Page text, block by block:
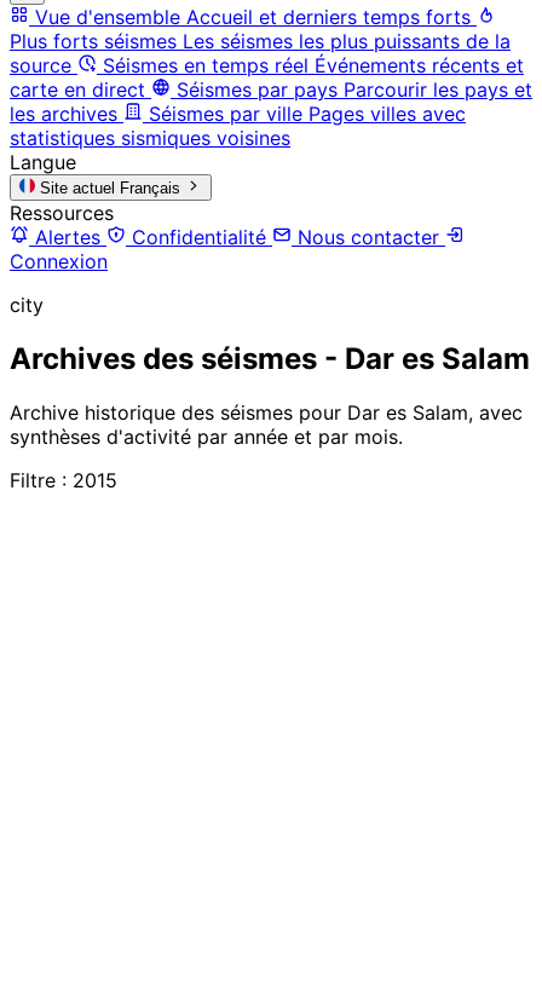
Vue d'ensemble Accueil et derniers temps forts
Plus forts séismes Les séismes les plus puissants de la
source
Séismes en temps réel Événements récents et
carte en direct
Séismes par pays Parcourir les pays et
les archives
Séismes par ville Pages villes avec
statistiques sismiques voisines
Langue
Site actuel Français
Ressources
Alertes
Confidentialité
Nous contacter
Connexion
city
Archives des séismes - Dar es Salam
Archive historique des séismes pour Dar es Salam, avec
synthèses d'activité par année et par mois.
Filtre : 2015